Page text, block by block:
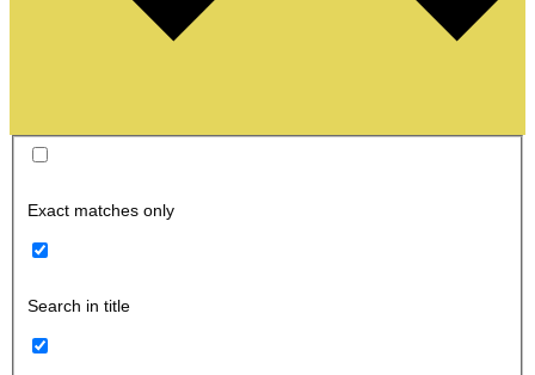
Exact matches only
Search in title